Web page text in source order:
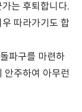
는 후퇴합니다.
따라가기도 합
파구를 마련하
안주하여 아무런